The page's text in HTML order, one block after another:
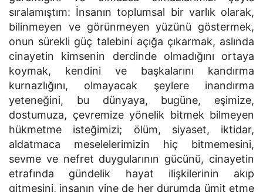
sıralamıştım: İnsanın toplumsal bir varlık olarak,
bilinmeyen ve görünmeyen yüzünü göstermek,
onun sürekli güç talebini açığa çıkarmak, aslında
cinayetin kimsenin derdinde olmadığını ortaya
koymak, kendini ve başkalarını kandırma
kurnazlığını, olmayacak şeylere inandırma
yeteneğini, bu dünyaya, bugüne, eşimize,
dostumuza, çevremize yönelik bitmek bilmeyen
hükmetme isteğimizi; ölüm, siyaset, iktidar,
aldatmaca meselelerimizin hiç bitmemesini,
sevme ve nefret duygularının gücünü, cinayetin
etrafında gündelik hayat ilişkilerinin akıp
gitmesini, insanın yine de her durumda ümit etme